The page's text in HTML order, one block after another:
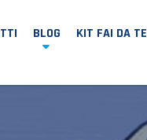
BLOG KIT FAI DA TE